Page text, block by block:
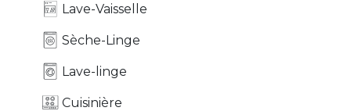
Lave-Vaisselle
Sèche-Linge
Lave-linge
Cuisinière